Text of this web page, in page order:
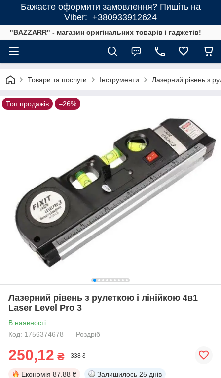
Бажаєте оформити замовлення? Пишіть на
Viber: +380933912624
"BAZZARR" - магазин оригінальних товарів і гаджетів!
Товари та послуги Інструменти Лазерний рівень з
Топ продажів –26%
Лазерний рівень з рулеткою і лінійкою 4в1
Laser Level Pro 3
В наявності
Код: 1756374678
Роздріб
250,12 ₴ 338 ₴
Економія 87.88 ₴ Залишилось 25 днів